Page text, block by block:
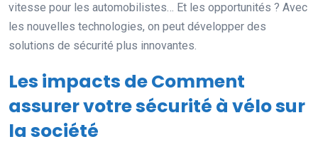
vitesse pour les automobilistes… Et les opportunités ? Avec
les nouvelles technologies, on peut développer des
solutions de sécurité plus innovantes.
Les impacts de Comment
assurer votre sécurité à vélo sur
la société